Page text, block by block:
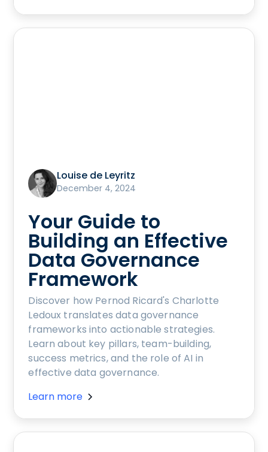
Louise de Leyritz
December 4, 2024
Your Guide to
Building an Effective
Data Governance
Framework
Discover how Pernod Ricard's Charlotte
Ledoux translates data governance
frameworks into actionable strategies.
Learn about key pillars, team-building,
success metrics, and the role of AI in
effective data governance.
Learn more